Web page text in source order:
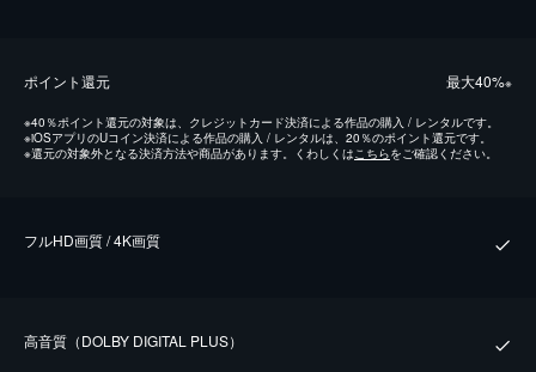
ポイント還元 最⼤40%※
※40％ポイント還元の対象は、クレジットカード決済による作品の購入 / レンタルです。
※iOSアプリのUコイン決済による作品の購入 / レンタルは、20％のポイント還元です。
※還元の対象外となる決済方法や商品があります。くわしくはこちらをご確認ください。
フルHD画質 / 4K画質
⾼⾳質（DOLBY DIGITAL PLUS）